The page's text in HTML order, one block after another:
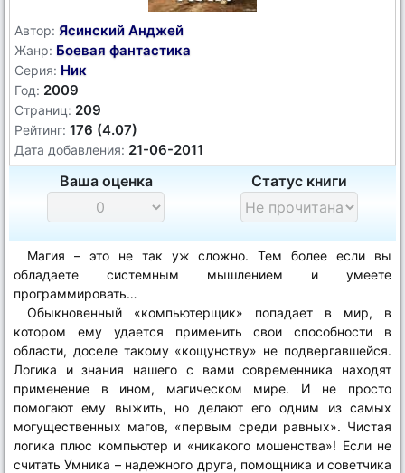
Автор: Ясинский Анджей
Жанр: Боевая фантастика
Серия: Ник
Год: 2009
Страниц: 209
Рейтинг: 176 (4.07)
Дата добавления: 21-06-2011
Ваша оценка Статус книги
Магия – это не так уж сложно. Тем более если вы
обладаете системным мышлением и умеете
программировать…
Обыкновенный «компьютерщик» попадает в мир, в
котором ему удается применить свои способности в
области, доселе такому «кощунству» не подвергавшейся.
Логика и знания нашего с вами современника находят
применение в ином, магическом мире. И не просто
помогают ему выжить, но делают его одним из самых
могущественных магов, «первым среди равных». Чистая
логика плюс компьютер и «никакого мошенства»! Eсли не
считать Умника – надежного друга, помощника и советчика